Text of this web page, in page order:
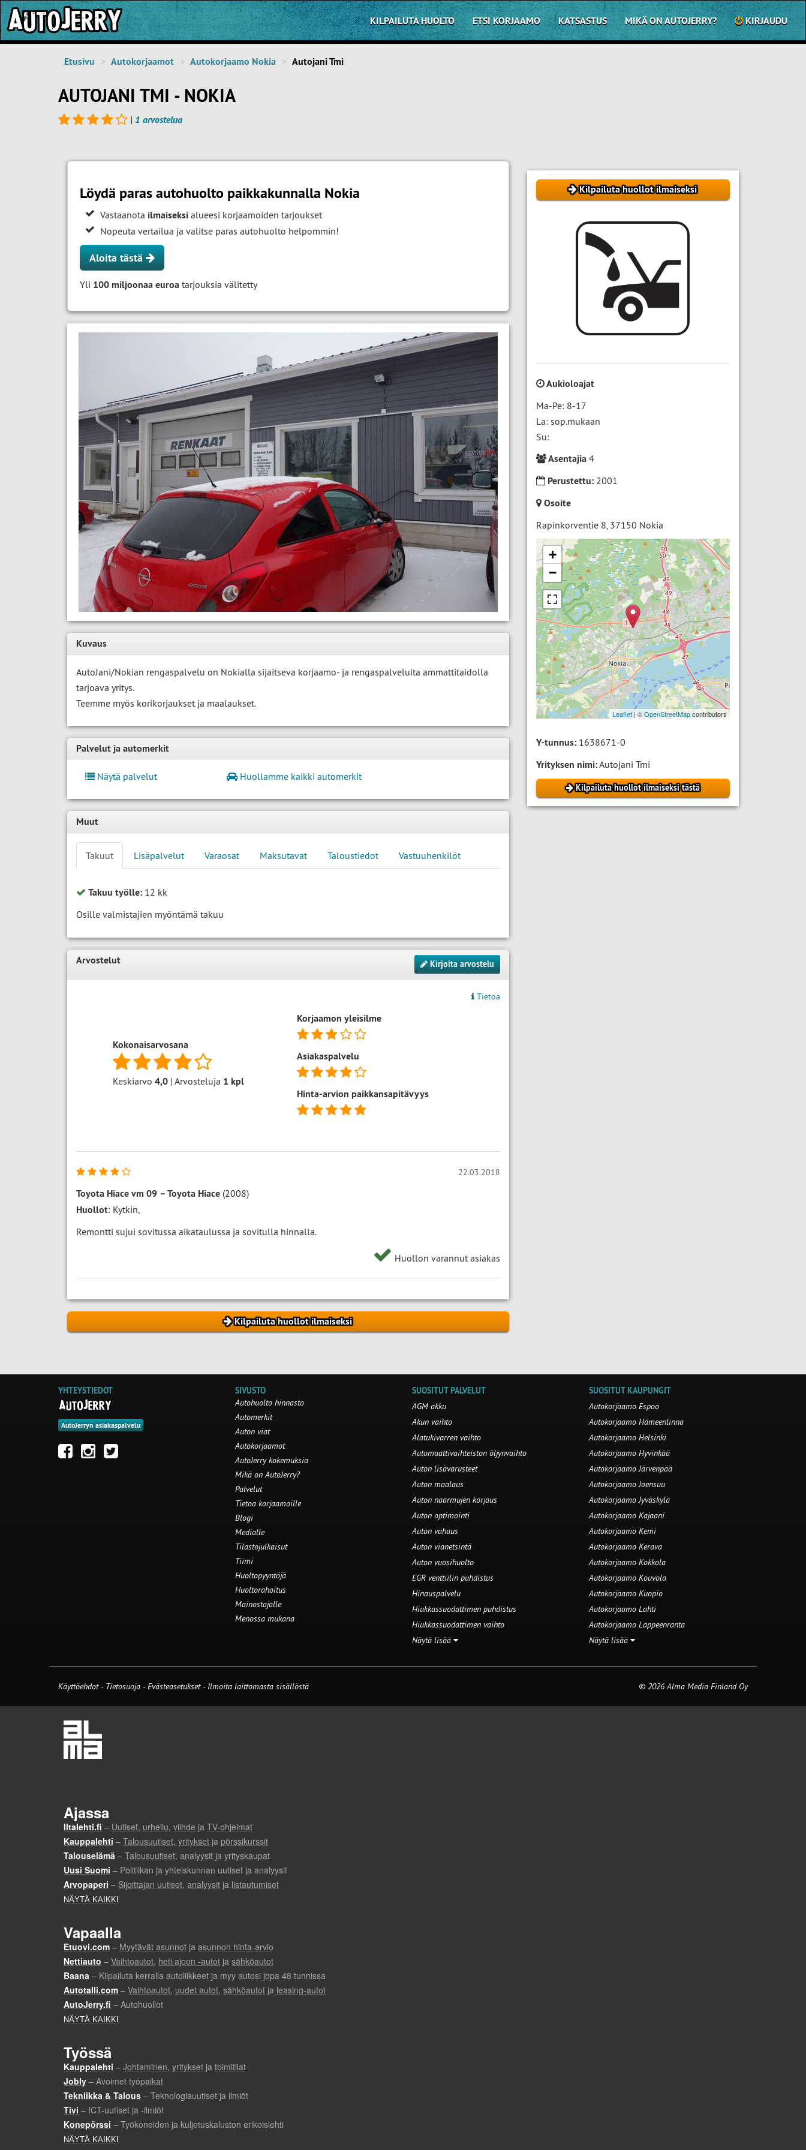
KILPAILUTA HUOLTO ETSI KORJAAMO KATSASTUS MIKÄ ON AUTOJERRY? KIRJAUDU
Etusivu Autokorjaamot Autokorjaamo Nokia Autojani Tmi
AUTOJANI TMI - NOKIA
| 1 arvostelua
Kilpailuta huollot ilmaiseksi
Aukioloajat
Ma-Pe: 8-17
La: sop.mukaan
Su:
Asentajia4
Perustettu:2001
Osoite
Rapinkorventie 8, 37150 Nokia
+
−
Leaflet | ©OpenStreetMapcontributors
Y-tunnus:1638671-0
Yrityksen nimi:Autojani Tmi
Kilpailuta huollot ilmaiseksi tästä
Löydä paras autohuolto paikkakunnalla Nokia
Vastaanota ilmaiseksi alueesi korjaamoiden tarjoukset
Nopeuta vertailua ja valitse paras autohuolto helpommin!
Aloita tästä
Yli 100 miljoonaa euroa tarjouksia välitetty
Kuvaus
AutoJani/Nokian rengaspalvelu on Nokialla sijaitseva korjaamo- ja rengaspalveluita ammattitaidolla
tarjoava yritys.
Teemme myös korikorjaukset ja maalaukset.
Palvelut ja automerkit
Näytä palvelut Huollamme kaikki automerkit
Muut
Takuut Lisäpalvelut Varaosat Maksutavat Taloustiedot Vastuuhenkilöt
Takuu työlle: 12 kk
Osille valmistajien myöntämä takuu
Arvostelut Kirjoita arvostelu
Tietoa
Kokonaisarvosana
Keskiarvo4,0 | Arvosteluja 1 kpl
Korjaamon yleisilme
Asiakaspalvelu
Hinta-arvion paikkansapitävyys
22.03.2018
Toyota Hiace vm 09 –Toyota Hiace (2008)
Huollot: Kytkin,
Remontti sujui sovitussa aikataulussa ja sovitulla hinnalla.
Huollon varannut asiakas
Kilpailuta huollot ilmaiseksi
YHTEYSTIEDOT
AutoJerryn asiakaspalvelu
SIVUSTO
Autohuolto hinnasto
Automerkit
Auton viat
Autokorjaamot
AutoJerry kokemuksia
Mikä on AutoJerry?
Palvelut
Tietoa korjaamoille
Blogi
Medialle
Tilastojulkaisut
Tiimi
Huoltopyyntöjä
Huoltorahoitus
Mainostajalle
Menossa mukana
SUOSITUT PALVELUT
AGM akku
Akun vaihto
Alatukivarren vaihto
Automaattivaihteiston öljynvaihto
Auton lisävarusteet
Auton maalaus
Auton naarmujen korjaus
Auton optimointi
Auton vahaus
Auton vianetsintä
Auton vuosihuolto
EGR venttiilin puhdistus
Hinauspalvelu
Hiukkassuodattimen puhdistus
Hiukkassuodattimen vaihto
Näytä lisää
SUOSITUT KAUPUNGIT
Autokorjaamo Espoo
Autokorjaamo Hämeenlinna
Autokorjaamo Helsinki
Autokorjaamo Hyvinkää
Autokorjaamo Järvenpää
Autokorjaamo Joensuu
Autokorjaamo Jyväskylä
Autokorjaamo Kajaani
Autokorjaamo Kemi
Autokorjaamo Kerava
Autokorjaamo Kokkola
Autokorjaamo Kouvola
Autokorjaamo Kuopio
Autokorjaamo Lahti
Autokorjaamo Lappeenranta
Näytä lisää
Käyttöehdot - Tietosuoja -Evästeasetukset- Ilmoita laittomasta sisällöstä © 2026 Alma Media Finland Oy